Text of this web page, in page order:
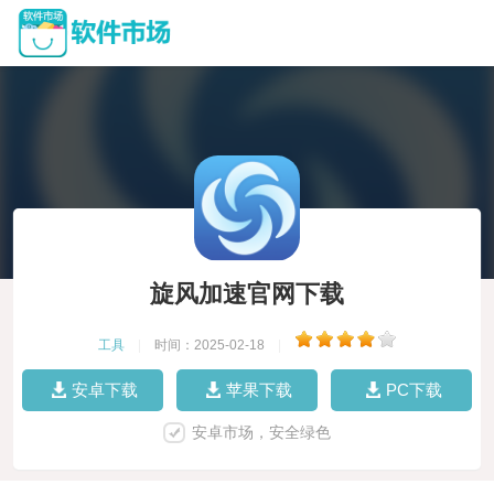
旋风加速官网下载
工具 时间：2025-02-18
安卓下载 苹果下载 PC下载
安卓市场，安全绿色